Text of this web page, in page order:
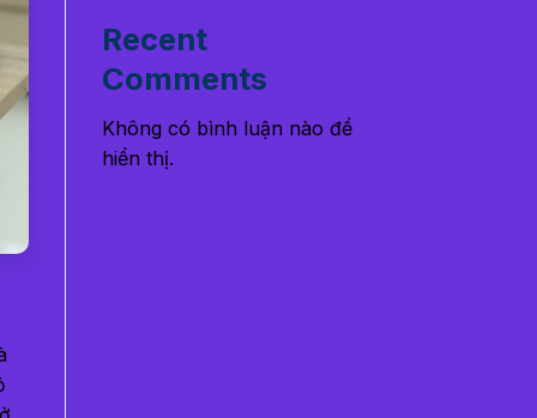
Recent
Comments
Không có bình luận nào để
hiển thị.